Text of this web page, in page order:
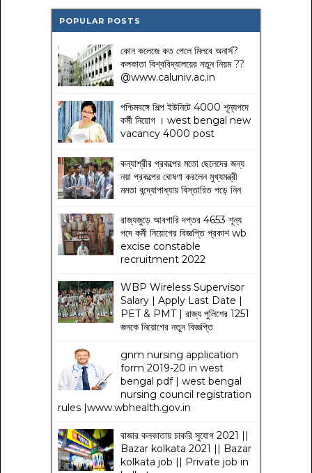
POPULAR POSTS
কোন কলেজে কত পেলে মিলবে অনার্স?
কলকাতা বিশ্ববিদ্যালয়ের নতুন নিয়ম??
@www.caluniv.ac.in
পশ্চিমবঙ্গে শিল্প ইউনিটে 4000 শূন্যপদে
কর্মী নিয়োগ । west bengal new
vacancy 4000 post
কন্যাশ্রীর প্রকল্পের মতো ছেলেদের জন্য
নয়া প্রকল্পের ঘোষণা করলেন মুখ্যমন্ত্রী
মমতা বন্দ্যোপাধ্যায় বিস্তারিত পড়ে নিন
রাজ্যজুড়ে আবগারি দপ্তর 4653 শূন্য
পদে কর্মী নিয়োগের বিজ্ঞপ্তি প্রকাশ wb
excise constable
recruitment 2022
WBP Wireless Supervisor
Salary | Apply Last Date |
PET & PMT | রাজ্য পুলিশের 1251
জনকে নিয়োগের নতুন বিজ্ঞপ্তি
gnm nursing application
form 2019-20 in west
bengal pdf | west bengal
nursing council registration
rules |www.wbhealth.gov.in
বাজার কলকাতায় চাকরি সুযোগ 2021 ||
Bazar kolkata 2021 || Bazar
kolkata job || Private job in